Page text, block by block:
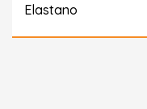
Elastano